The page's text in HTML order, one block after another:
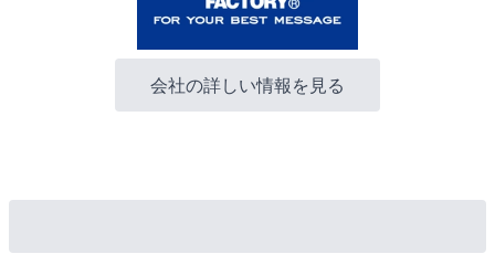
会社の詳しい情報を見る